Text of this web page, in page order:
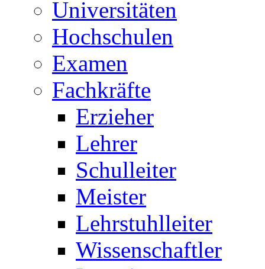
Universitäten
Hochschulen
Examen
Fachkräfte
Erzieher
Lehrer
Schulleiter
Meister
Lehrstuhlleiter
Wissenschaftler